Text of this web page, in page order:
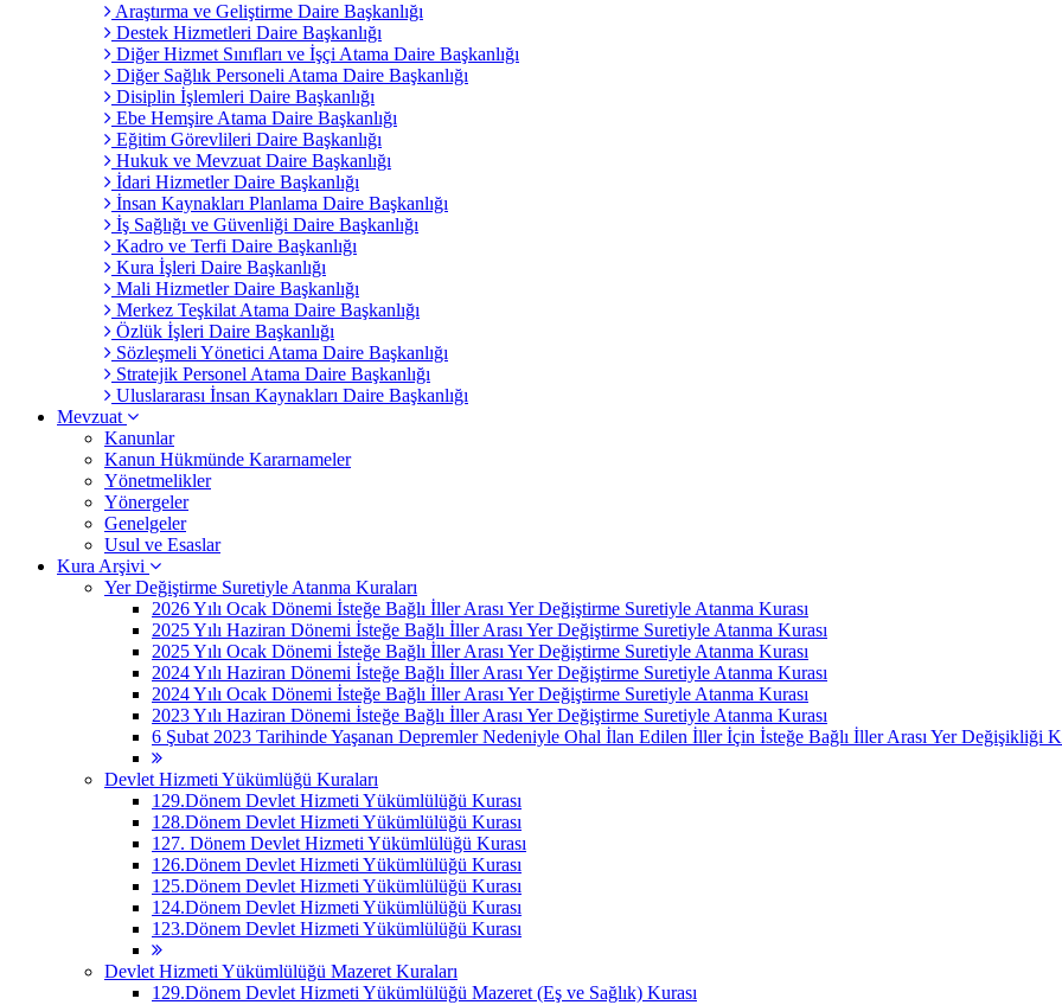
Araştırma ve Geliştirme Daire Başkanlığı
Destek Hizmetleri Daire Başkanlığı
Diğer Hizmet Sınıfları ve İşçi Atama Daire Başkanlığı
Diğer Sağlık Personeli Atama Daire Başkanlığı
Disiplin İşlemleri Daire Başkanlığı
Ebe Hemşire Atama Daire Başkanlığı
Eğitim Görevlileri Daire Başkanlığı
Hukuk ve Mevzuat Daire Başkanlığı
İdari Hizmetler Daire Başkanlığı
İnsan Kaynakları Planlama Daire Başkanlığı
İş Sağlığı ve Güvenliği Daire Başkanlığı
Kadro ve Terfi Daire Başkanlığı
Kura İşleri Daire Başkanlığı
Mali Hizmetler Daire Başkanlığı
Merkez Teşkilat Atama Daire Başkanlığı
Özlük İşleri Daire Başkanlığı
Sözleşmeli Yönetici Atama Daire Başkanlığı
Stratejik Personel Atama Daire Başkanlığı
Uluslararası İnsan Kaynakları Daire Başkanlığı
Mevzuat
Kanunlar
Kanun Hükmünde Kararnameler
Yönetmelikler
Yönergeler
Genelgeler
Usul ve Esaslar
Kura Arşivi
Yer Değiştirme Suretiyle Atanma Kuraları
2026 Yılı Ocak Dönemi İsteğe Bağlı İller Arası Yer Değiştirme Suretiyle Atanma Kurası
2025 Yılı Haziran Dönemi İsteğe Bağlı İller Arası Yer Değiştirme Suretiyle Atanma Kurası
2025 Yılı Ocak Dönemi İsteğe Bağlı İller Arası Yer Değiştirme Suretiyle Atanma Kurası
2024 Yılı Haziran Dönemi İsteğe Bağlı İller Arası Yer Değiştirme Suretiyle Atanma Kurası
2024 Yılı Ocak Dönemi İsteğe Bağlı İller Arası Yer Değiştirme Suretiyle Atanma Kurası
2023 Yılı Haziran Dönemi İsteğe Bağlı İller Arası Yer Değiştirme Suretiyle Atanma Kurası
6 Şubat 2023 Tarihinde Yaşanan Depremler Nedeniyle Ohal İlan Edilen İller İçin İsteğe Bağlı İller Arası Yer Değişikliği
Devlet Hizmeti Yükümlüğü Kuraları
129.Dönem Devlet Hizmeti Yükümlülüğü Kurası
128.Dönem Devlet Hizmeti Yükümlülüğü Kurası
127. Dönem Devlet Hizmeti Yükümlülüğü Kurası
126.Dönem Devlet Hizmeti Yükümlülüğü Kurası
125.Dönem Devlet Hizmeti Yükümlülüğü Kurası
124.Dönem Devlet Hizmeti Yükümlülüğü Kurası
123.Dönem Devlet Hizmeti Yükümlülüğü Kurası
Devlet Hizmeti Yükümlülüğü Mazeret Kuraları
129.Dönem Devlet Hizmeti Yükümlülüğü Mazeret (Eş ve Sağlık) Kurası